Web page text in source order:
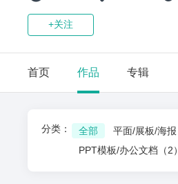
+关注
首页 作品 专辑
分类： 全部 平面/展板/海报
PPT模板/办公文档 （2）